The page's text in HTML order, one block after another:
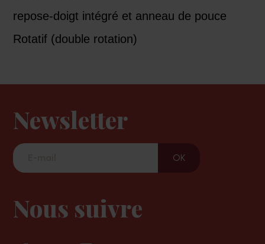
repose-doigt intégré et anneau de pouce
Rotatif (double rotation)
Newsletter
Nous suivre